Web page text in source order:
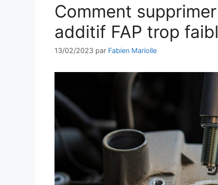
Comment
additif FAP trop
13/02/2023 par Fabien Mariolle